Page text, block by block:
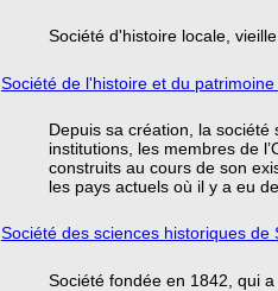
Société d'histoire locale,
Société de l'histoire et du
Depuis sa création, la société
institutions, les membres de
construits au cours de son
les pays actuels où il y a eu
Société des sciences historiques de
Société fondée en 1842, qui